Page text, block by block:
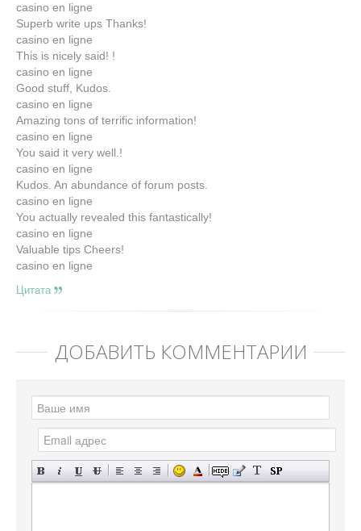
casino en ligne
Superb write ups Thanks!
casino en ligne
This is nicely said! !
casino en ligne
Good stuff, Kudos.
casino en ligne
Amazing tons of terrific information!
casino en ligne
You said it very well.!
casino en ligne
Kudos. An abundance of forum posts.
casino en ligne
You actually revealed this fantastically!
casino en ligne
Valuable tips Cheers!
casino en ligne
Цитата
ДОБАВИТЬ КОММЕНТАРИЙ